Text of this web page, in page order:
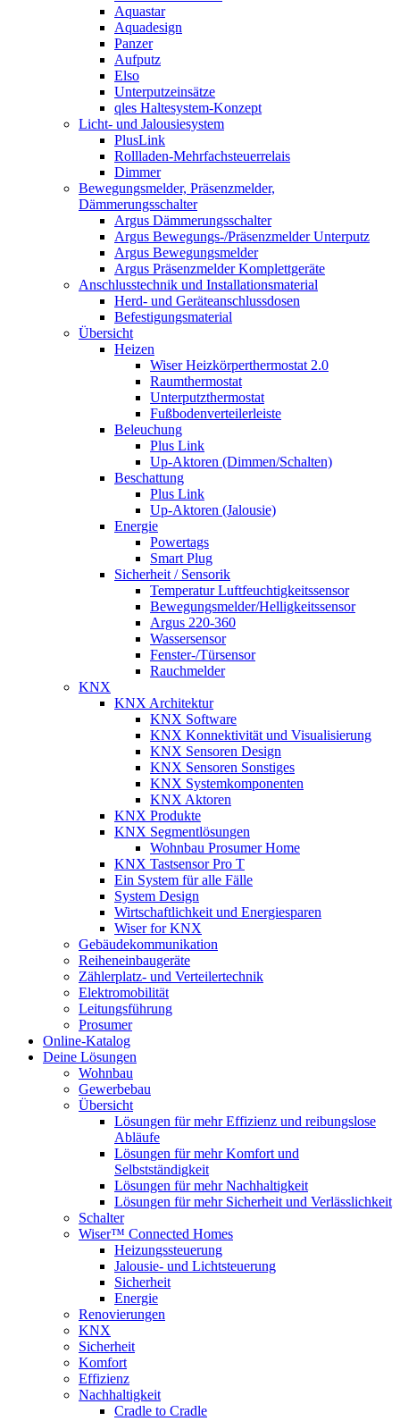
Aquastar
Aquadesign
Panzer
Aufputz
Elso
Unterputzeinsätze
qles Haltesystem-Konzept
Licht- und Jalousiesystem
PlusLink
Rollladen-Mehrfachsteuerrelais
Dimmer
Bewegungsmelder, Präsenzmelder,
Dämmerungsschalter
Argus Dämmerungsschalter
Argus Bewegungs-/Präsenzmelder Unterputz
Argus Bewegungsmelder
Argus Präsenzmelder Komplettgeräte
Anschlusstechnik und Installationsmaterial
Herd- und Geräteanschlussdosen
Befestigungsmaterial
Übersicht
Heizen
Wiser Heizkörperthermostat 2.0
Raumthermostat
Unterputzthermostat
Fußbodenverteilerleiste
Beleuchung
Plus Link
Up-Aktoren (Dimmen/Schalten)
Beschattung
Plus Link
Up-Aktoren (Jalousie)
Energie
Powertags
Smart Plug
Sicherheit / Sensorik
Temperatur Luftfeuchtigkeitssensor
Bewegungsmelder/Helligkeitssensor
Argus 220-360
Wassersensor
Fenster-/Türsensor
Rauchmelder
KNX
KNX Architektur
KNX Software
KNX Konnektivität und Visualisierung
KNX Sensoren Design
KNX Sensoren Sonstiges
KNX Systemkomponenten
KNX Aktoren
KNX Produkte
KNX Segmentlösungen
Wohnbau Prosumer Home
KNX Tastsensor Pro T
Ein System für alle Fälle
System Design
Wirtschaftlichkeit und Energiesparen
Wiser for KNX
Gebäudekommunikation
Reiheneinbaugeräte
Zählerplatz- und Verteilertechnik
Elektromobilität
Leitungsführung
Prosumer
Online-Katalog
Deine Lösungen
Wohnbau
Gewerbebau
Übersicht
Lösungen für mehr Effizienz und reibungslose
Abläufe
Lösungen für mehr Komfort und
Selbstständigkeit
Lösungen für mehr Nachhaltigkeit
Lösungen für mehr Sicherheit und Verlässlichkeit
Schalter
Wiser™ Connected Homes
Heizungssteuerung
Jalousie- und Lichtsteuerung
Sicherheit
Energie
Renovierungen
KNX
Sicherheit
Komfort
Effizienz
Nachhaltigkeit
Cradle to Cradle